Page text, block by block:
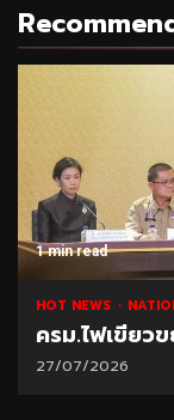
1 min read
HOT NEWS
ครม.ไฟเขียว
27/07/2026